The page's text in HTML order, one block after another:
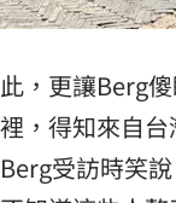
，更讓Berg
，得知來自
受訪時笑